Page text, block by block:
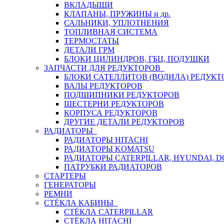
ВКЛАДЫШИ
КЛАПАНЫ, ПРУЖИНЫ и др.
САЛЬНИКИ, УПЛОТНЕНИЯ
ТОПЛИВНАЯ СИСТЕМА
ТЕРМОСТАТЫ
ДЕТАЛИ ГРМ
БЛОКИ ЦИЛИНДРОВ, ГБЦ, ПОДУШКИ
ЗАПЧАСТИ ДЛЯ РЕДУКТОРОВ
БЛОКИ САТЕЛЛИТОВ (ВОДИЛА)
ВАЛЫ РЕДУКТОРОВ
ПОДШИПНИКИ РЕДУКТОРОВ
ШЕСТЕРНИ РЕДУКТОРОВ
КОРПУСА РЕДУКТОРОВ
ДРУГИЕ ДЕТАЛИ РЕДУКТОРОВ
РАДИАТОРЫ
РАДИАТОРЫ HITACHI
РАДИАТОРЫ KOMATSU
РАДИАТОРЫ CATERPILLAR, HYUNDAI,
ПАТРУБКИ РАДИАТОРОВ
СТАРТЕРЫ
ГЕНЕРАТОРЫ
РЕМНИ
СТЁКЛА КАБИНЫ
СТЁКЛА CATERPILLAR
СТЁКЛА HITACHI